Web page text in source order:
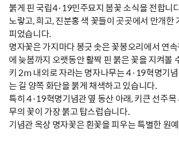
붉게 핀 국립4·19민주묘지 봄꽃 소식을 전합니
노랗고, 희고, 진분홍 색 꽃들이 곳곳에서 만개한
피었습니다.
명자꽃은 가지마다 봉긋 솟은 꽃봉오리에서 연
에 늦봄까지 오랫동안 활짝 핀 붉은 꽃을 지켜볼
키 2m 내외로 자라는 명자나무는 4·19혁명기
는 길 양쪽 화단을 붉게 채색하고 있습니다.
특히 4·19혁명기념관 옆 동산 아래, 키큰 선주
무의 꽃이 가장 붉고 탑스럽습니다.
기념관 옥상 명자꽃은 흰꽃을 피우는 특별한 원